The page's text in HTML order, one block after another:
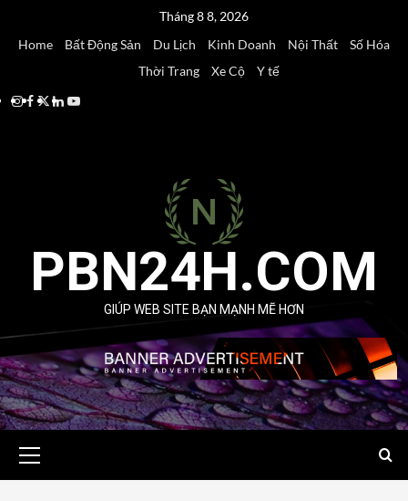
Tháng 8 8, 2026
Home
Bất Động Sản Du Lịch Kinh Doanh Nội Thất
Số Hóa
Thời Trang
Xe Cộ
Y tế
Instagram
Facebook
Twitter
Linkedin
Youtube
PBN24H.COM
GIÚP WEB SITE BẠN MẠNH MẼ HƠN
Menu